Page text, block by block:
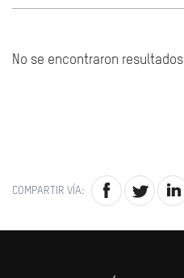
No se encontraron resultados
COMPARTIR VÍA: